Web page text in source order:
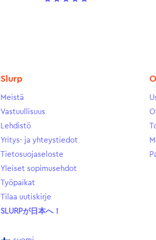
Slurp
Meistä
Vastuullisuus
Lehdistö
Yritys- ja yhteystiedot
Tietosuojaseloste
Yleiset sopimusehdot
Työpaikat
Tilaa uutiskirje
SLURPが日本へ！